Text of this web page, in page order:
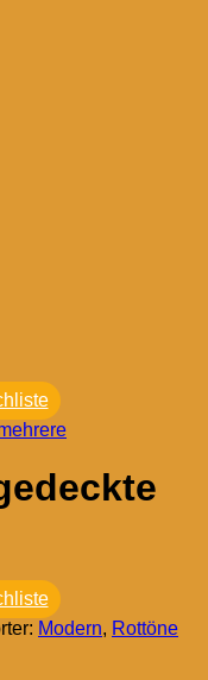
Modern, Rottöne